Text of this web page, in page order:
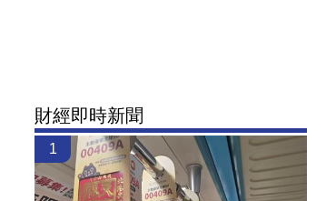
財經即時新聞
1